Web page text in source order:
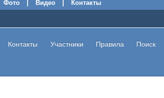
Фото Видео Контакты
Контакты Участники Правила Поиск